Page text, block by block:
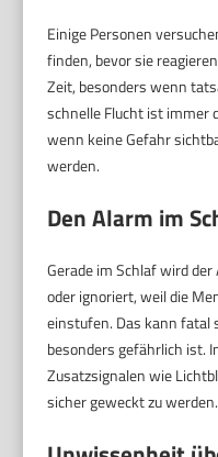
Einige Personen
finden, bevor sie
Zeit, besonders wenn
schnelle Flucht ist immer
wenn keine Gefahr
werden.
Den Alarm im
Gerade im Schlaf wird
oder ignoriert, weil die
einstufen. Das kann fatal
besonders gefährlich ist.
Zusatzsignalen wie
sicher geweckt zu werden.